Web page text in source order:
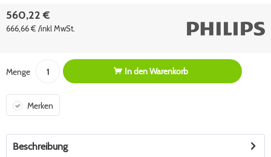
560,22 €
666,66 € /inkl MwSt.
Menge In denWarenkorb
Merken
Beschreibung